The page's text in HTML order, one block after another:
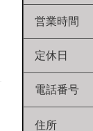
営業時間
定休日
電話番号
住所